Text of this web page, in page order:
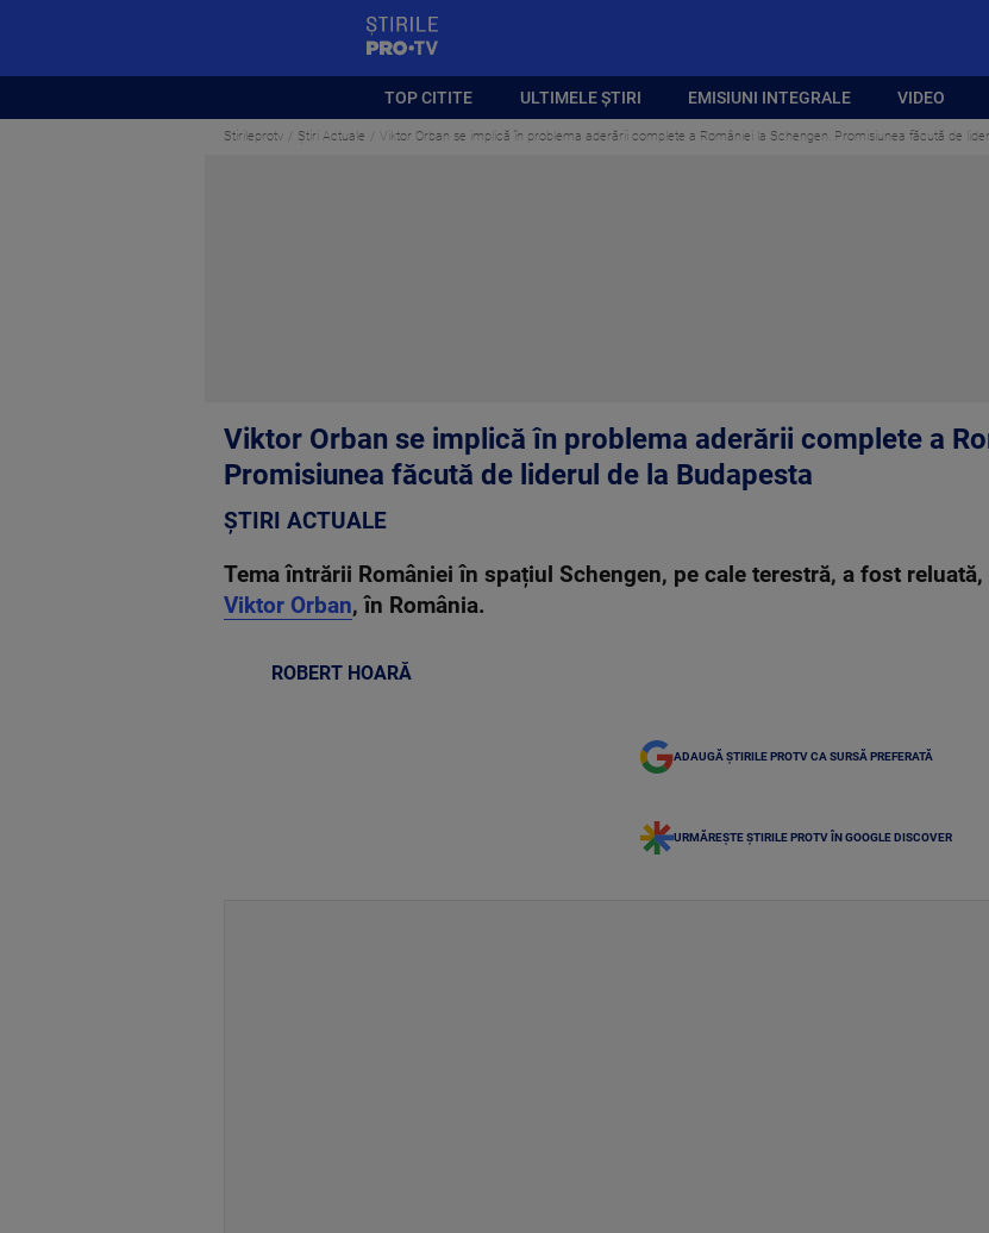
TOP CITITE ULTIMELE ȘTIRI EMISIUNI INTEGRALE VIDEO
Stirileprotv Știri Actuale Viktor Orban se implică în problema aderării complete a României la Schengen. Promisiunea făcută de
Viktor Orban se implică în problema aderării complete a
Promisiunea făcută de liderul de la Budapesta
ȘTIRI ACTUALE
Tema întrării României în spațiul Schengen, pe cale terestră, a fost
Viktor Orban, în România.
ROBERT HOARĂ
ADAUGĂ ȘTIRILE PROTV CA SURSĂ PREFERATĂ
URMĂREȘTE ȘTIRILE PROTV ÎN GOOGLE DISCOVER